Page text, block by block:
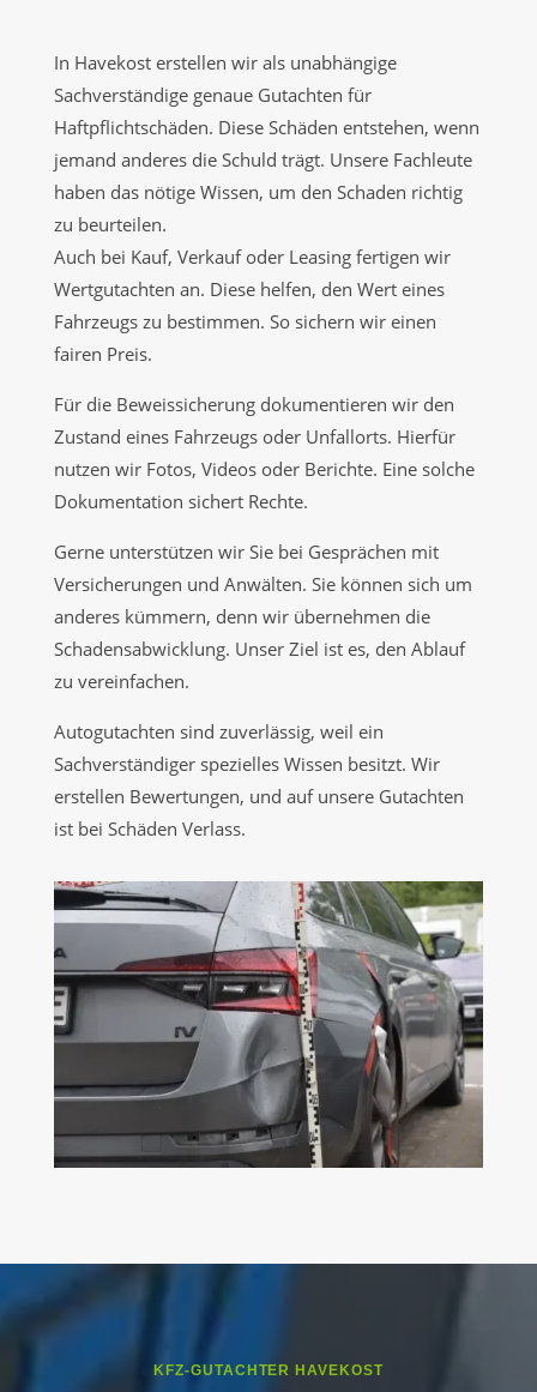
In Havekost erstellen wir als unabhängige
Sachverständige genaue Gutachten für
Haftpflichtschäden. Diese Schäden entstehen, wenn
jemand anderes die Schuld trägt. Unsere Fachleute
haben das nötige Wissen, um den Schaden richtig
zu beurteilen.
Auch bei Kauf, Verkauf oder Leasing fertigen wir
Wertgutachten an. Diese helfen, den Wert eines
Fahrzeugs zu bestimmen. So sichern wir einen
fairen Preis.
Für die Beweissicherung dokumentieren wir den
Zustand eines Fahrzeugs oder Unfallorts. Hierfür
nutzen wir Fotos, Videos oder Berichte. Eine solche
Dokumentation sichert Rechte.
Gerne unterstützen wir Sie bei Gesprächen mit
Versicherungen und Anwälten. Sie können sich um
anderes kümmern, denn wir übernehmen die
Schadensabwicklung. Unser Ziel ist es, den Ablauf
zu vereinfachen.
Autogutachten sind zuverlässig, weil ein
Sachverständiger spezielles Wissen besitzt. Wir
erstellen Bewertungen, und auf unsere Gutachten
ist bei Schäden Verlass.
KFZ-GUTACHTER HAVEKOST